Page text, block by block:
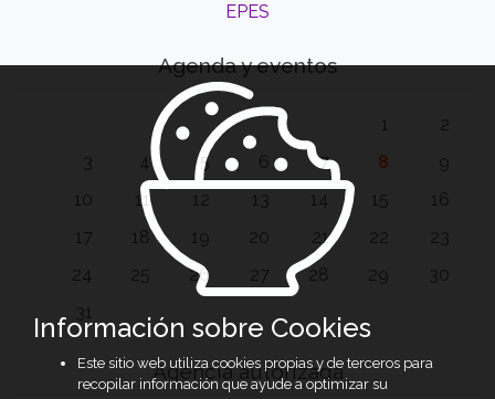
EPES
Agenda y eventos
1
2
3
4 5 6 7 8
9
10
11 12 13 14 15
16
17
18 19 20 21 22
23
24
25 26 27 28 29
30
31
Agencia autorizada
Información sobre Cookies
Este sitio web utiliza cookies propias y de terceros para
recopilar información que ayude a optimizar su